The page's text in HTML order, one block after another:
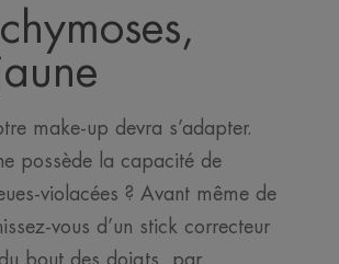
make-up devra s’adapter.
possède la capacité de
violacées ? Avant même de
vous d’un stick correcteur